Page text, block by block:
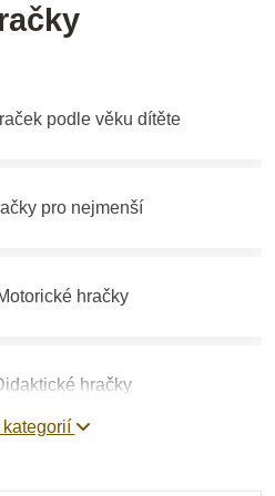
podle věku dítěte
pro nejmenší
hračky
hračky